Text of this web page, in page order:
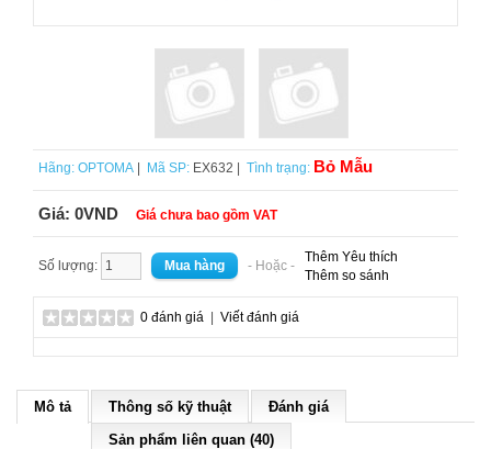
Hãng: OPTOMA Mã SP: EX632 | Tình trạng: Bỏ Mẫu
Giá: 0VND Giá chưa bao gồm VAT
Số lượng: - Hoặc -
Thêm Yêu thích
Thêm so sánh
0 đánh giá Viết đánh giá
Mô tả Thông số kỹ thuật
Đánh giá
Sản phẩm liên quan (40)